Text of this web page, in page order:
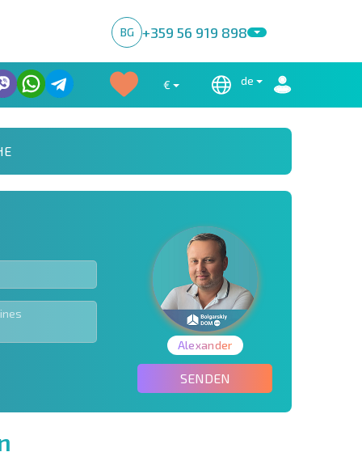
BG +359 56 919 898
€ de
Alexander
SENDEN